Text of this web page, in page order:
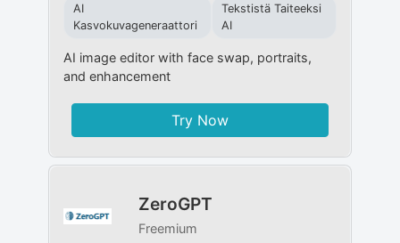
AI
Kasvokuvageneraattori
Tekstistä Taiteeksi
AI
AI image editor with face swap, portraits,
and enhancement
Try Now
ZeroGPT
Freemium